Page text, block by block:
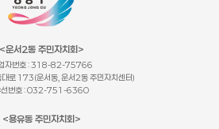
<운서2동 주민자치회>
자번호 : 318-82-75766
대로 173(운서동, 운서2동 주민자치센터)
선번호 : 032-751-6360
<용유동 주민자치회>